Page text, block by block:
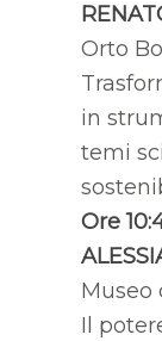
Orto
in
temi
Ore
Museo
Il